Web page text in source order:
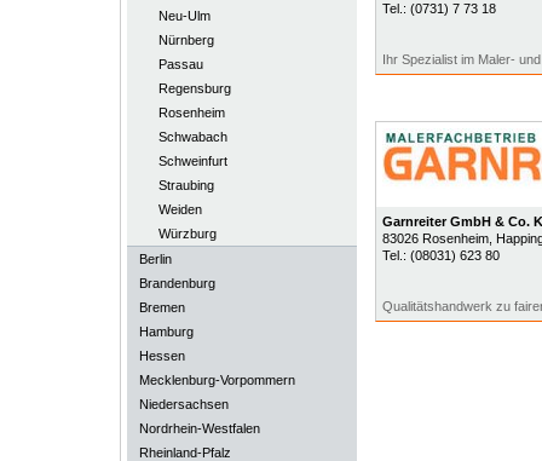
Neu-Ulm
Nürnberg
Passau
Regensburg
Rosenheim
Schwabach
Schweinfurt
Straubing
Weiden
Würzburg
Berlin
Brandenburg
Bremen
Hamburg
Hessen
Mecklenburg-Vorpommern
Niedersachsen
Nordrhein-Westfalen
Rheinland-Pfalz
Tel.: (0731) 7 73 18
Ihr Spezialist im Maler-
Garnreiter GmbH & Co.
83026 Rosenheim,
Tel.: (08031) 623 80
Qualitätshandwerk zu